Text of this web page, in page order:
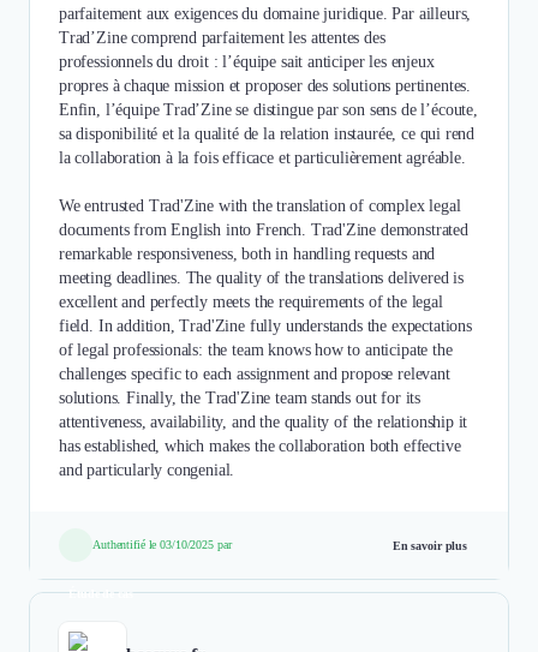
parfaitement aux exigences du domaine juridique. Par ailleurs,
Trad’Zine comprend parfaitement les attentes des
professionnels du droit : l’équipe sait anticiper les enjeux
propres à chaque mission et proposer des solutions pertinentes.
Enfin, l’équipe Trad’Zine se distingue par son sens de l’écoute,
sa disponibilité et la qualité de la relation instaurée, ce qui rend
la collaboration à la fois efficace et particulièrement agréable.
We entrusted Trad'Zine with the translation of complex legal
documents from English into French. Trad'Zine demonstrated
remarkable responsiveness, both in handling requests and
meeting deadlines. The quality of the translations delivered is
excellent and perfectly meets the requirements of the legal
field. In addition, Trad'Zine fully understands the expectations
of legal professionals: the team knows how to anticipate the
challenges specific to each assignment and propose relevant
solutions. Finally, the Trad'Zine team stands out for its
attentiveness, availability, and the quality of the relationship it
has established, which makes the collaboration both effective
and particularly congenial.
Authentifié le 03/10/2025 par En savoir plus
Étude de cas